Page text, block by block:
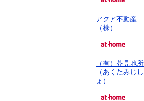
アクア不動産
（株）
（有）芥見地所
（あくたみじし
ょ）